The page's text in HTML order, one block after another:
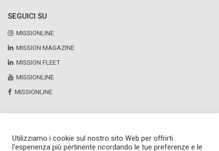
SEGUICI SU
MISSIONLINE
MISSION MAGAZINE
MISSION FLEET
MISSIONLINE
MISSIONLINE
Copyright © 2025 by Newsteca
P.Iva 13171520151
Utilizziamo i cookie sul nostro sito Web per offrirti
l'esperienza più pertinente ricordando le tue preferenze e le